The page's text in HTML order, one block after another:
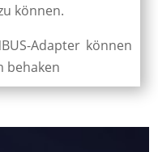
können.
Adapter können
behaken